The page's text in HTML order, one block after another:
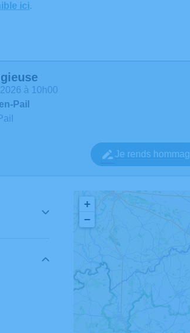
ici.
à 10h00
Pail
Je rends
+
−